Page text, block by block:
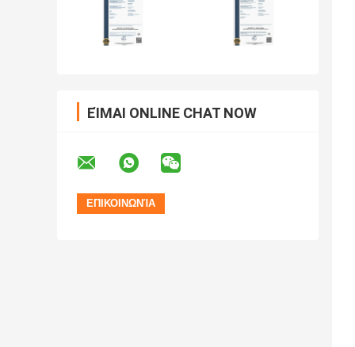
ΕΊΜΑΙ ONLINE CHAT NOW